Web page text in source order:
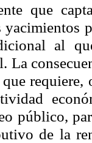
que
al
La
público,
de la